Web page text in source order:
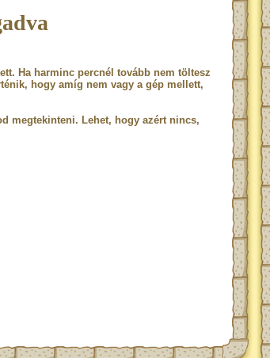
Ha harminc percnél tovább nem töltesz
hogy amíg nem vagy a gép mellett,
megtekinteni. Lehet, hogy azért nincs,